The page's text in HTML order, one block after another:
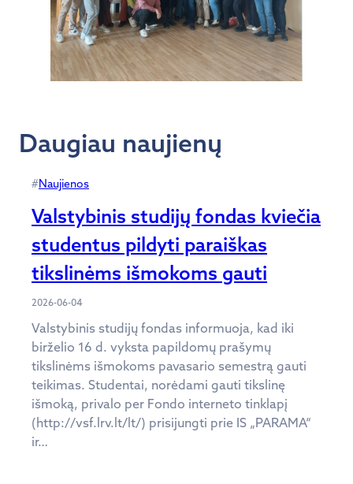
Daugiau naujienų
#Naujienos
Valstybinis studijų fondas kviečia
studentus pildyti paraiškas
tikslinėms išmokoms gauti
2026-06-04
Valstybinis studijų fondas informuoja, kad iki
birželio 16 d. vyksta papildomų prašymų
tikslinėms išmokoms pavasario semestrą gauti
teikimas. Studentai, norėdami gauti tikslinę
išmoką, privalo per Fondo interneto tinklapį
(http://vsf.lrv.lt/lt/) prisijungti prie IS „PARAMA“
ir…